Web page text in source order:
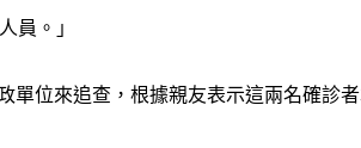
員。」
位來追查，根據親友表示這兩名確診